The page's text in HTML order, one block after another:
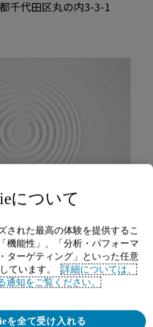
千代田区丸の内3-3-1
について
された最高の体験を提供するこ
機能性」、「分析・パフォーマ
ターゲティング」といった任意
ています。
詳細については、
通知をご覧ください。
を全て受け入れる